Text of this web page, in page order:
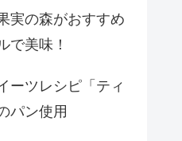
実の森がおすすめ
で美味！
ーツレシピ「ティ
パン使用